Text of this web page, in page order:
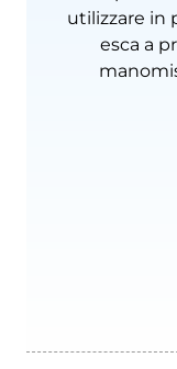
utilizzare in
esca a